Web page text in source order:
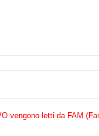
vengono letti da FAM (F